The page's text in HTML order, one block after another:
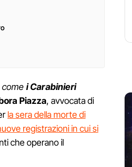
come i Carabinieri
Piazza, avvocata di
la sera della morte di
registrazioni in cui si
che operano il